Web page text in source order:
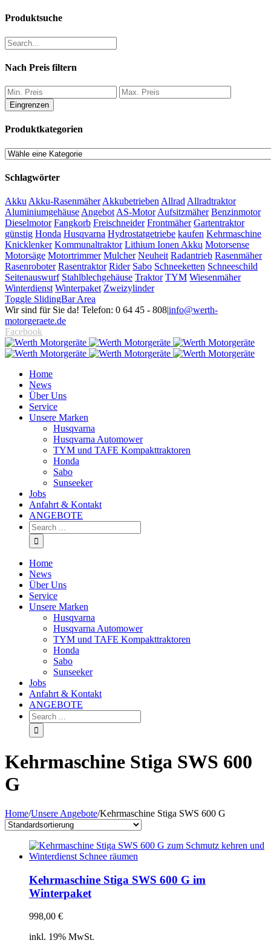
Produktsuche
Nach Preis filtern
Eingrenzen
Produktkategorien
Schlagwörter
Akku Akku-Rasenmäher Akkubetrieben Allrad Allradtraktor
Aluminiumgehäuse Angebot AS-Motor Aufsitzmäher Benzinmotor
Dieselmotor Fangkorb Freischneider Frontmäher Gartentraktor
günstig Honda Husqvarna Hydrostatgetriebe kaufen Kehrmaschine
Knicklenker Kommunaltraktor Lithium Ionen Akku Motorsense
Motorsäge Motortrimmer Mulcher Neuheit Radantrieb Rasenmäher
Rasenroboter Rasentraktor Rider Sabo Schneeketten Schneeschild
Seitenauswurf Stahlblechgehäuse Traktor TYM Wiesenmäher
Winterdienst Winterpaket Zweizylinder
Toggle SlidingBar Area
Wir sind für Sie da! Telefon: 0 64 45 - 808|info@werth-
motorgeraete.de
Facebook
Home
News
Über Uns
Service
Unsere Marken
Husqvarna
Husqvarna Automower
TYM und TAFE Kompakttraktoren
Honda
Sabo
Sunseeker
Jobs
Anfahrt & Kontakt
ANGEBOTE
Home
News
Über Uns
Service
Unsere Marken
Husqvarna
Husqvarna Automower
TYM und TAFE Kompakttraktoren
Honda
Sabo
Sunseeker
Jobs
Anfahrt & Kontakt
ANGEBOTE
Kehrmaschine Stiga SWS 600
G
Home/Unsere Angebote/Kehrmaschine Stiga SWS 600 G
Kehrmaschine Stiga SWS 600 G im
Winterpaket
998,00 €
inkl. 19% MwSt.